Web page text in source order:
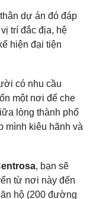
dự án đó đáp
trí đắc địa, hệ
hiện đại tiện
có nhu cầu
một nơi để che
lòng thành phố
mình kiêu hãnh và
, bạn sẽ
từ nơi này đến
hộ (200 đường